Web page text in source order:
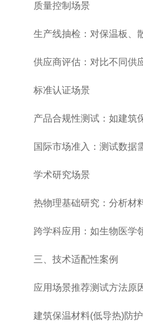
质量控制场景
生产线抽检：对保温板、散
供应商评估：对比不同供应
标准认证场景
产品合规性测试：如建筑保
国际市场准入：测试数据需
学术研究场景
热物理基础研究：分析材料
跨学科应用：如生物医学领
三、技术适配性案例
应用场景推荐测试方法原
建筑保温材料(低导热)防护